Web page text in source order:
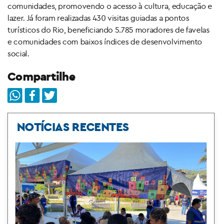
comunidades, promovendo o acesso à cultura, educação e
lazer. Já foram realizadas 430 visitas guiadas a pontos
turísticos do Rio, beneficiando 5.785 moradores de favelas
e comunidades com baixos índices de desenvolvimento
social.
Compartilhe
NOTÍCIAS RECENTES